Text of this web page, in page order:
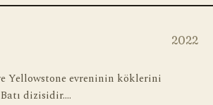
2022
Yellowstone evreninin köklerini
dizisidir.…